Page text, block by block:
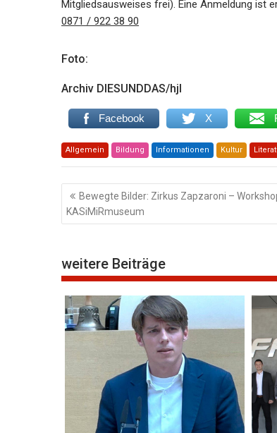
Mitgliedsausweises frei). Eine Anmeldung ist
0871 / 922 38 90
Foto:
Archiv DIESUNDDAS/hjl
Facebook X
Allgemein Bildung Informationen Kultur
Beitragsnavigation
Bewegte Bilder: Zirkus Zapzaroni –
KASiMiRmuseum
weitere Beiträge